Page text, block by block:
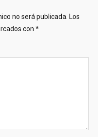
no será publicada. Los
con *